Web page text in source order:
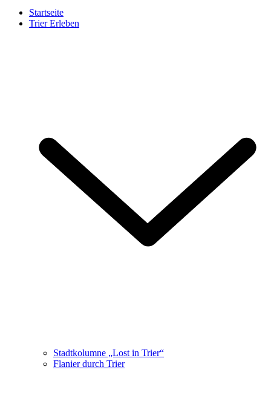
Startseite
Trier Erleben
Stadtkolumne „Lost in Trier“
Flanier durch Trier